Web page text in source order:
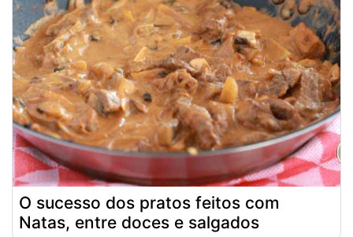
O sucesso dos pratos feitos com
Natas, entre doces e salgados